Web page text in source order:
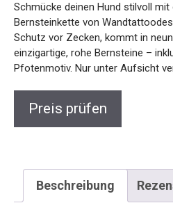
Schmücke deinen Hund stilvoll
Bernsteinkette von
Schutz vor Zecken, kommt in
einzigartige, rohe Bernsteine –
Pfotenmotiv. Nur unter Aufsicht
Preis prüfen
Beschreibung